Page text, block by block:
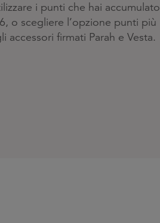
i punti che hai accumulato
o scegliere l’opzione punti più
firmati Parah e Vesta.